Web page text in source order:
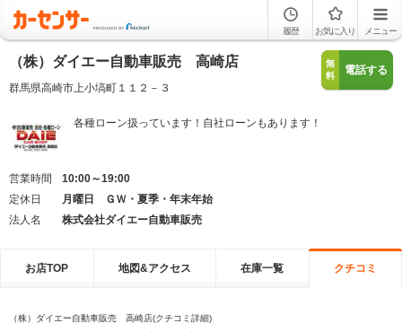
履歴 お気に入り メニュー
（株）ダイエー自動車販売 高崎店
群馬県高崎市上小塙町１１２－３
無
料
電話する
各種ローン扱っています！自社ローンもあります！
営業時間
10:00～19:00
定休日
月曜日 ＧＷ・夏季・年末年始
法人名
株式会社ダイエー自動車販売
お店TOP 地図&アクセス 在庫一覧 クチコミ
（株）ダイエー自動車販売 高崎店(クチコミ詳細)